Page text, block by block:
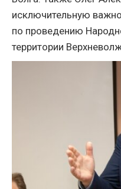
исключительную
по проведению
территории